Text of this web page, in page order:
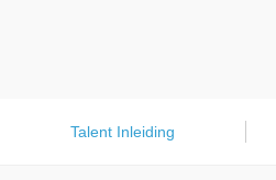
Talent Inleiding